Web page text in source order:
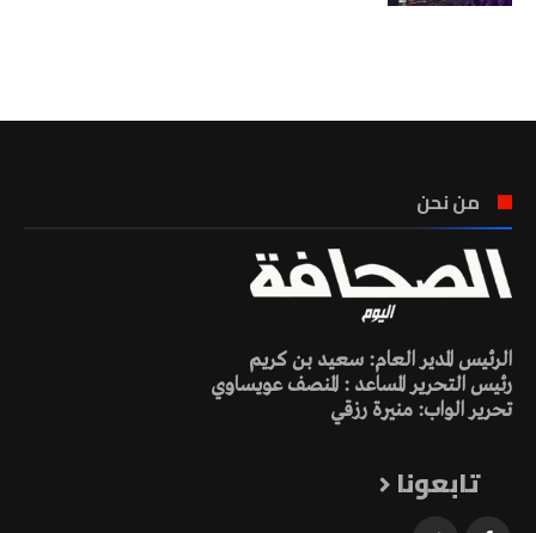
من نحن
الرئيس المدير العام: سعيد بن كريم
رئيس التحرير المساعد : المنصف عويساوي
تحرير الواب: منيرة رزقي
تابعونا